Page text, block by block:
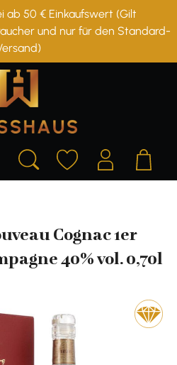
ab 50 € Einkaufswert (Gilt
und nur für den Standard-
Cognac 1er
40% vol. 0,70l